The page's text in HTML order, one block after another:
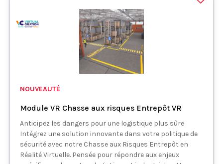
NOUVEAUTÉ
Module VR Chasse aux risques Entrepôt VR
Anticipez les dangers pour une logistique plus sûre
Intégrez une solution innovante dans votre politique de
sécurité avec notre Chasse aux Risques Entrepôt en
Réalité Virtuelle. Pensée pour répondre aux enjeux